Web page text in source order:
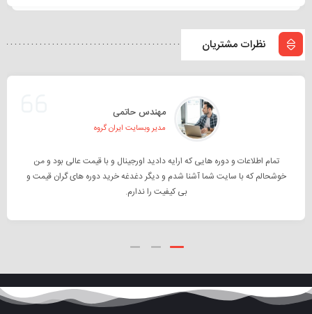
افزودن
به
سبد
نظرات مشتریان
مهندس حاتمی
مدیر وبسایت ایران گروه
تمام اطلاعات و دوره هایی که ارایه دادید اورجینال و با قیمت عالی بود و من
خوشحالم که با سایت شما آشنا شدم و دیگر دغدغه خرید دوره های گران قیمت و
بی کیفیت را ندارم.